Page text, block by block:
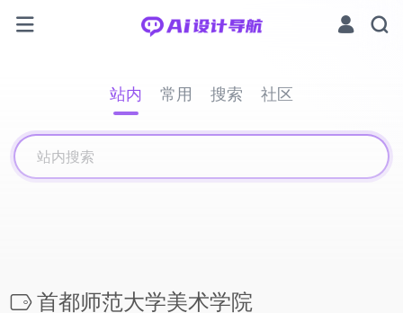
站内 常用 搜索 社区
首都师范大学美术学院